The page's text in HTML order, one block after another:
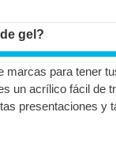
gel?
marcas para tener
un acrílico fácil de
presentaciones y